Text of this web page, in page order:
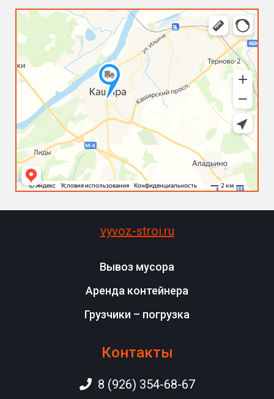
vyvoz-stroi.ru
Вывоз мусора
Аренда контейнера
Грузчики – погрузка
Контакты
8 (926) 354-68-67